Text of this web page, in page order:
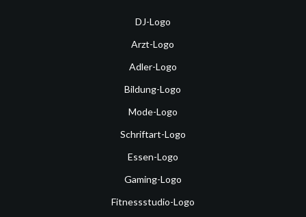
DJ-Logo
Arzt-Logo
Adler-Logo
Bildung-Logo
Mode-Logo
Schriftart-Logo
Essen-Logo
Gaming-Logo
Fitnessstudio-Logo